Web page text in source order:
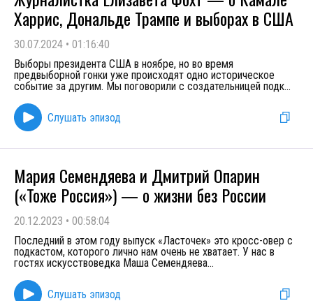
Харрис, Дональде Трампе и выборах в США
30.07.2024 • 01:16:40
Выборы президента США в ноябре, но во время
предвыборной гонки уже происходят одно историческое
событие за другим. Мы поговорили с создательницей подк...
Слушать эпизод
Мария Семендяева и Дмитрий Опарин
(«Тоже Россия») — о жизни без России
20.12.2023 • 00:58:04
Последний в этом году выпуск «Ласточек» это кросс-овер с
подкастом, которого лично нам очень не хватает. У нас в
гостях искусствоведка Маша Семендяева...
Слушать эпизод